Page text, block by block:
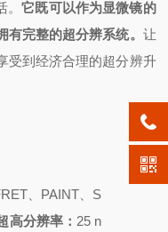
。它既可以作为显微镜的
完整的超分辨系统。 让
受到经济合理的超分辨升
、PAINT、S
高分辨率： 25 n